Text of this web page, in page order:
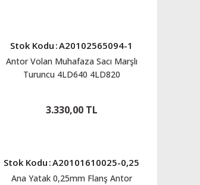
Stok Kodu :A20102565094-1
Antor Volan Muhafaza Sacı Marşlı
Turuncu 4LD640 4LD820
3.330,00 TL
Stok Kodu :A20101610025-0,25
Ana Yatak 0,25mm Flanş Antor